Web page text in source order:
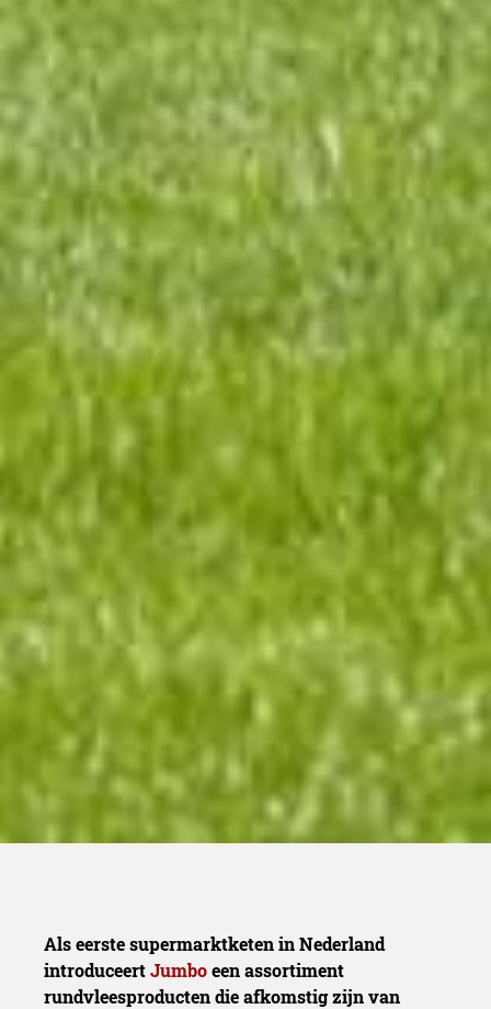
Als eerste supermarktketen in Nederland
introduceertJumboeen assortiment
rundvleesproducten die afkomstig zijn van